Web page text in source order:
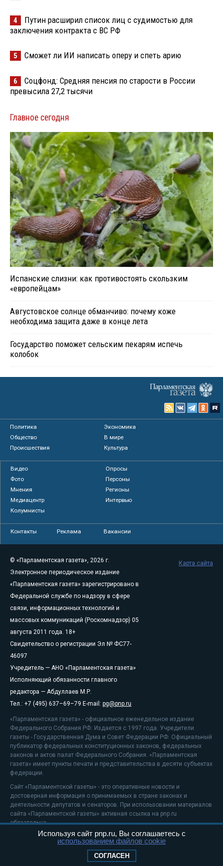
4
Путин расширил список лиц с судимостью для
заключения контракта с ВС РФ
5 Сможет ли ИИ написать оперу и спеть арию
6
Соцфонд: Средняя пенсия по старости в России
превысила 27,2 тысячи
Главное сегодня
Испанские слизни: как противостоять скользким
«европейцам»
Августовское солнце обманчиво: почему коже
необходима защита даже в конце лета
Государство поможет сельским пекарям испечь
колобок
Политика
Экономика
Общество
В мире
Происшествия
Культура
Видео
Опросы
Фото
Персоны
Мнения
Регионы
Медиацентр
Интервью
Колумнисты
Контакты Реклама Вакансии
© «Парламентская газета», 2026 г.
Электронное периодическое издание
«Парламентская газета» зарегистрировано в
Федеральной службе по надзору в сфере
связи, информационных технологий и
массовых коммуникаций (Роскомнадзор) 05
августа 2011 года. 18+
Свидетельство о регистрации Эл № ФС77-
46097
Учредитель — АНО «Парламентская газета»
Исполняющий обязанности главного
редактора — Абдуллаев М.Р.
Тел.: +7 (495) 637–69–79 E-mail: pg@pnp.ru
«Парламентская газета» - официальное еженедельное издание
Федерального Собрания РФ. Издается с 1997 года. Учредители
газеты - Государственная Дума и Совет Федерации РФ. Официальный
публикатор федеральных конституционных законов, федеральных
законов и актов палат Федерального Собрания. «Парламентская
газета» имеет пункты печати и представительства в десяти субъектах
федерации.
Сайт «Парламентской газеты» - это оперативные новости и
достоверная информация о принимаемых в стране законах и
деятельности депутатов и сенаторов. При использовании материалов
сайта «Парламентской газеты» активная ссылка на pnp.ru
обязательна.
На информационном ресурсе применяютсярекомендательные
Положение о защите персональных данных
Карта сайта
Используя сайт pnp.ru, Вы соглашаетесь с
использованием файлов cookie
СОГЛАСЕН